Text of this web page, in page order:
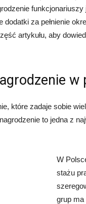
dodatki za pełnienie
artykułu, aby
w
które zadaje sobie
to jedna z
W
stażu
grup ma